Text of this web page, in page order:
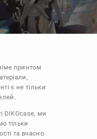
принтом
є не тільки
DIKOcase, ми
тільки
та вчасно.